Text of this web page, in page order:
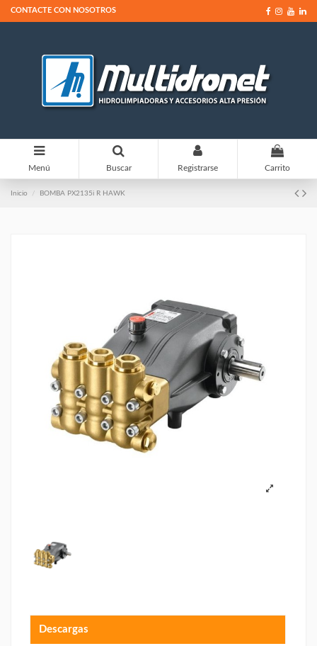
CONTACTE CON NOSOTROS
Menú Buscar Registrarse
0
Carrito
Inicio BOMBA PX2135i R HAWK
Descargas